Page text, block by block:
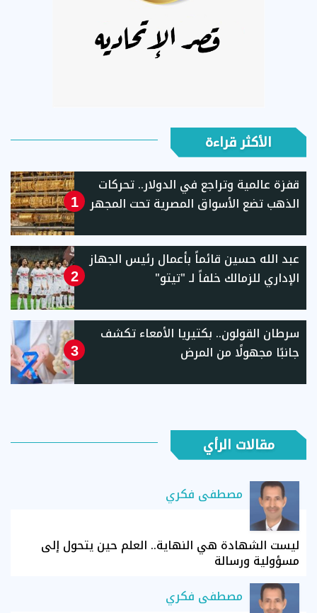
الأكثر قراءة
1
قفزة عالمية وتراجع في الدولار.. تحركات
الذهب تضع الأسواق المصرية تحت المجهر
2
عبد الله حسين قائماً بأعمال رئيس الجهاز
الإداري للزمالك خلفاً لـ "تيتو"
3
سرطان القولون.. بكتيريا الأمعاء تكشف
جانبًا مجهولًا من المرض
مقالات الرأي
مصطفى فكري
ليست الشهادة هي النهاية.. العلم حين يتحول إلى
مسؤولية ورسالة
مصطفى فكري